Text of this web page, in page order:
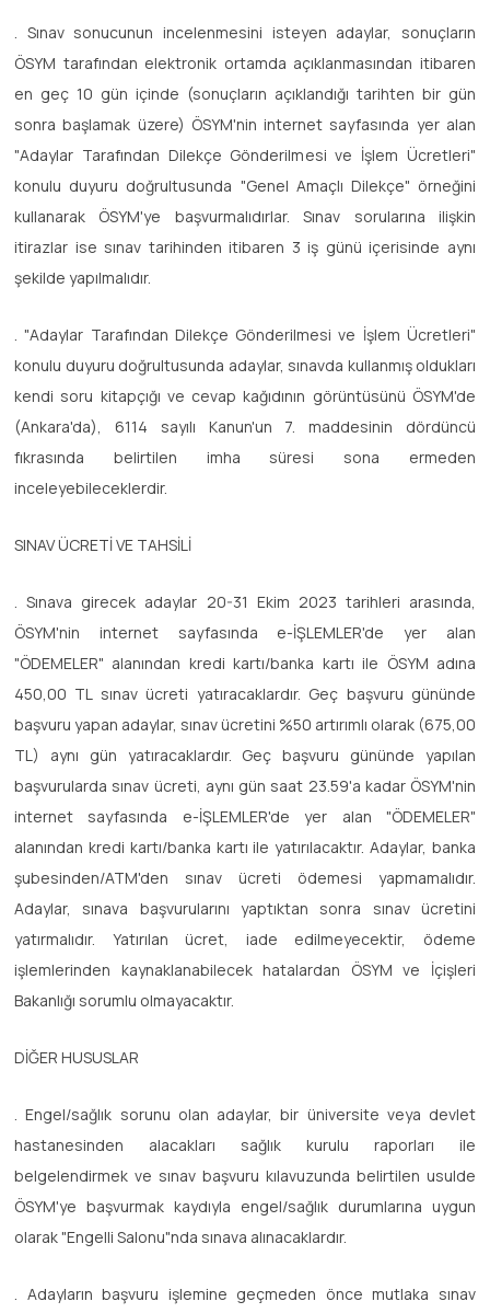
. Sınav sonucunun incelenmesini isteyen adaylar, sonuçların
ÖSYM tarafından elektronik ortamda açıklanmasından itibaren
en geç 10 gün içinde (sonuçların açıklandığı tarihten bir gün
sonra başlamak üzere) ÖSYM'nin internet sayfasında yer alan
"Adaylar Tarafından Dilekçe Gönderilmesi ve İşlem Ücretleri"
konulu duyuru doğrultusunda "Genel Amaçlı Dilekçe" örneğini
kullanarak ÖSYM'ye başvurmalıdırlar. Sınav sorularına ilişkin
itirazlar ise sınav tarihinden itibaren 3 iş günü içerisinde aynı
şekilde yapılmalıdır.
. "Adaylar Tarafından Dilekçe Gönderilmesi ve İşlem Ücretleri"
konulu duyuru doğrultusunda adaylar, sınavda kullanmış oldukları
kendi soru kitapçığı ve cevap kağıdının görüntüsünü ÖSYM'de
(Ankara'da), 6114 sayılı Kanun'un 7. maddesinin dördüncü
fıkrasında belirtilen imha süresi sona ermeden
inceleyebileceklerdir.
SINAV ÜCRETİ VE TAHSİLİ
. Sınava girecek adaylar 20-31 Ekim 2023 tarihleri arasında,
ÖSYM'nin internet sayfasında e-İŞLEMLER'de yer alan
"ÖDEMELER" alanından kredi kartı/banka kartı ile ÖSYM adına
450,00 TL sınav ücreti yatıracaklardır. Geç başvuru gününde
başvuru yapan adaylar, sınav ücretini %50 artırımlı olarak (675,00
TL) aynı gün yatıracaklardır. Geç başvuru gününde yapılan
başvurularda sınav ücreti, aynı gün saat 23.59'a kadar ÖSYM'nin
internet sayfasında e-İŞLEMLER'de yer alan "ÖDEMELER"
alanından kredi kartı/banka kartı ile yatırılacaktır. Adaylar, banka
şubesinden/ATM'den sınav ücreti ödemesi yapmamalıdır.
Adaylar, sınava başvurularını yaptıktan sonra sınav ücretini
yatırmalıdır. Yatırılan ücret, iade edilmeyecektir, ödeme
işlemlerinden kaynaklanabilecek hatalardan ÖSYM ve İçişleri
Bakanlığı sorumlu olmayacaktır.
DİĞER HUSUSLAR
. Engel/sağlık sorunu olan adaylar, bir üniversite veya devlet
hastanesinden alacakları sağlık kurulu raporları ile
belgelendirmek ve sınav başvuru kılavuzunda belirtilen usulde
ÖSYM'ye başvurmak kaydıyla engel/sağlık durumlarına uygun
olarak "Engelli Salonu"nda sınava alınacaklardır.
. Adayların başvuru işlemine geçmeden önce mutlaka sınav